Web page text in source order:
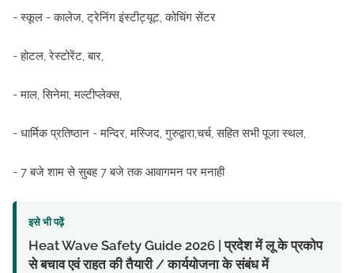
- स्कूल - कालेज, ट्रेनिंग इंस्टीट्यूट, कोचिंग सेंटर
- होटल, रेस्टोरेंट, बार,
- माल, सिनेमा, मल्टीप्लेक्स,
- धार्मिक प्रतिष्ठान - मन्दिर, मस्जिद, गुरुद्वारा,चर्च, सहित सभी पूजा स्थल,
- 7 बजे शाम से सुबह 7 बजे तक आवागमन पर मनाही
इसे भी पढ़ें
Heat Wave Safety Guide 2026 | प्रदेश में लू के प्रकोप
से बचाव एवं राहत की तैयारी / कार्ययोजना के संबंध में